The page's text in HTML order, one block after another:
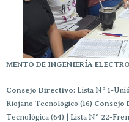
MENTO DE INGENIERÍA
Consejo Directivo: Lista Nº 1-
Riojano Tecnológico (16) Consejo
Tecnológica (64) | Lista Nº 22-